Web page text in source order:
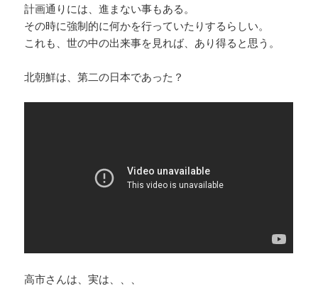
計画通りには、進まない事もある。
その時に強制的に何かを行っていたりするらしい。
これも、世の中の出来事を見れば、あり得ると思う。
北朝鮮は、第二の日本であった？
高市さんは、実は、、、